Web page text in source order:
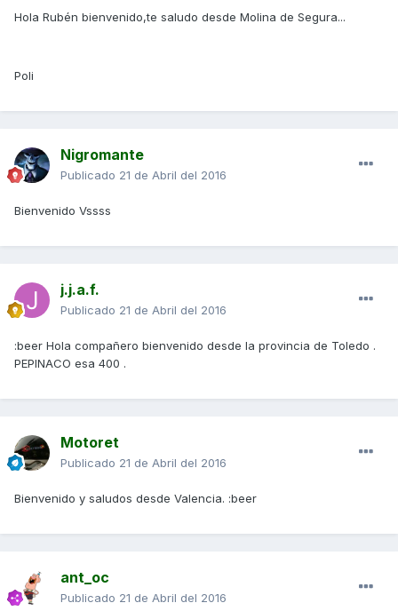
Hola Rubén bienvenido,te saludo desde Molina de Segura...
Poli
Nigromante
Publicado 21 de Abril del 2016
Bienvenido Vssss
j.j.a.f.
Publicado 21 de Abril del 2016
:beer Hola compañero bienvenido desde la provincia de Toledo .
PEPINACO esa 400 .
Motoret
Publicado 21 de Abril del 2016
Bienvenido y saludos desde Valencia. :beer
ant_oc
Publicado 21 de Abril del 2016